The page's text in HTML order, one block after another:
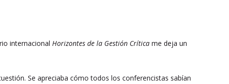
internacional Horizontes de la Gestión Crítica me deja un
Se apreciaba cómo todos los conferencistas sabían